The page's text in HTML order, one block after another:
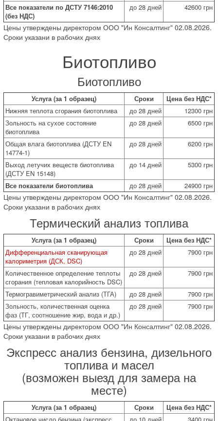
Все показатели по ДСТУ 7146:2010
(без НДС)
до 28 дней 42600 грн
Цены утверждены директором ООО "Ин Консалтинг" 02.08.2026.
Сроки указани в рабочих днях
Биотопливо
Биотопливо
Услуга (за 1 образец) Сроки
Цена без НДС*
Нижняя теплота сгорания биотоплива
до 28 дней
12300 грн
Зольность на сухое состояние
биотоплива
до 28 дней 6500 грн
Общая влага биотоплива (ДСТУ EN
14774-1)
до 28 дней 6200 грн
Выход летучих веществ биотоплива
(ДСТУ EN 15148)
до 14 дней 5300 грн
Все показатели биотоплива до 28 дней 24900 грн
Цены утверждены директором ООО "Ин Консалтинг" 02.08.2026.
Сроки указани в рабочих днях
Термический анализ топлива
Услуга (за 1 образец) Сроки
Цена без НДС*
Дифференциальная сканирующая
калориметрия (ДСК, DSC)
до 28 дней 7900 грн
Количественное определение теплоты
сгорания (тепловая калорийность DSC)
до 28 дней 7900 грн
Термогравиметрический анализ (ТГА) до 28 дней
7900 грн
Зольность, количественная оценка
фаз (ТГ, соотношение жир, вода и др.)
до 28 дней 7900 грн
Цены утверждены директором ООО "Ин Консалтинг" 02.08.2026.
Сроки указани в рабочих днях
Экспресс анализ бензина, дизельного
топлива и масел
(возможен выезд для замера на
месте)
Услуга (за 1 образец) Сроки
Цена без НДС*